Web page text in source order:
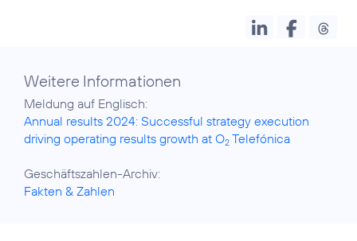
Weitere Informationen
Annual results 2024: Successful strategy execution
driving operating results growth at O2 Telefónica
Fakten & Zahlen